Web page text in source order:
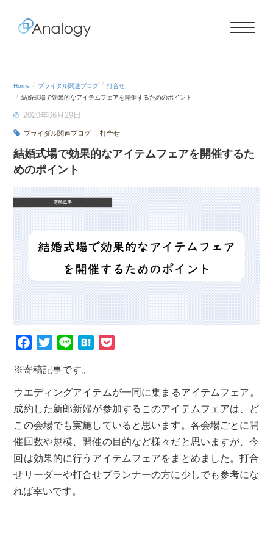
Home ブライダル関連ブログ
打合せ
結婚式場で効果的なアイテムフェアを開催するためのポイント
2020年06月29日
ブライダル関連ブログ 打合せ
結婚式場で効果的なアイテムフェアを開催するた
めのポイント
c
e
b
o
o
k
i
t
t
e
r
n
e
H
e
n
a
k
e
t
※寄稿記事です。
ウエディングアイテムが一同に集まるアイテムフェア。
成約した新郎新婦が参加するこのアイテムフェアは、ど
この会場でも実施していると思います。各会場ごとに開
催回数や規模、開催の目的など様 々だと思いますが、今
回は効果的に行うアイテムフェアをまとめま した。打合
せリーダーや打合せプランナーの方に少しでも参考にな
れば幸いです。